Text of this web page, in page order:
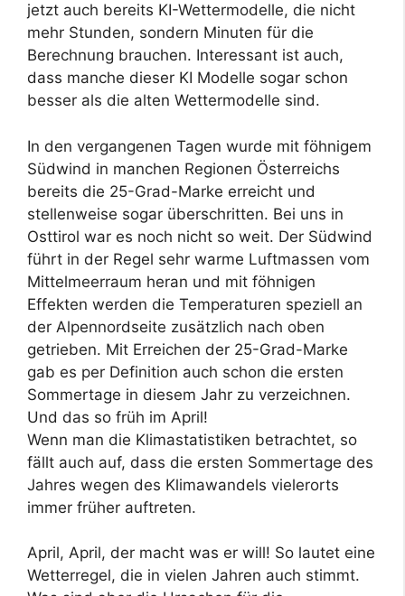
jetzt auch bereits KI-Wettermodelle, die nicht
mehr Stunden, sondern Minuten für die
Berechnung brauchen. Interessant ist auch,
dass manche dieser KI Modelle sogar schon
besser als die alten Wettermodelle sind.
In den vergangenen Tagen wurde mit föhnigem
Südwind in manchen Regionen Österreichs
bereits die 25-Grad-Marke erreicht und
stellenweise sogar überschritten. Bei uns in
Osttirol war es noch nicht so weit. Der Südwind
führt in der Regel sehr warme Luftmassen vom
Mittelmeerraum heran und mit föhnigen
Effekten werden die Temperaturen speziell an
der Alpennordseite zusätzlich nach oben
getrieben. Mit Erreichen der 25-Grad-Marke
gab es per Definition auch schon die ersten
Sommertage in diesem Jahr zu verzeichnen.
Und das so früh im April!
Wenn man die Klimastatistiken betrachtet, so
fällt auch auf, dass die ersten Sommertage des
Jahres wegen des Klimawandels vielerorts
immer früher auftreten.
April, April, der macht was er will! So lautet eine
Wetterregel, die in vielen Jahren auch stimmt.